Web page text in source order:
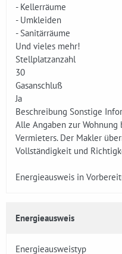
- Kellerräume
- Umkleiden
- Sanitärräume
Und vieles mehr!
Stellplatzanzahl
30
Gasanschluß
Ja
Beschreibung Sonstige
Alle Angaben zur Wohnung
Vermieters. Der Makler
Vollständigkeit und
Energieausweis in
Energieausweis
Energieausweistyp